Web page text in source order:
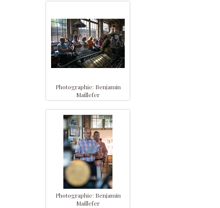
Photographie: Benjamin
Maillefer
Photographie: Benjamin
Maillefer